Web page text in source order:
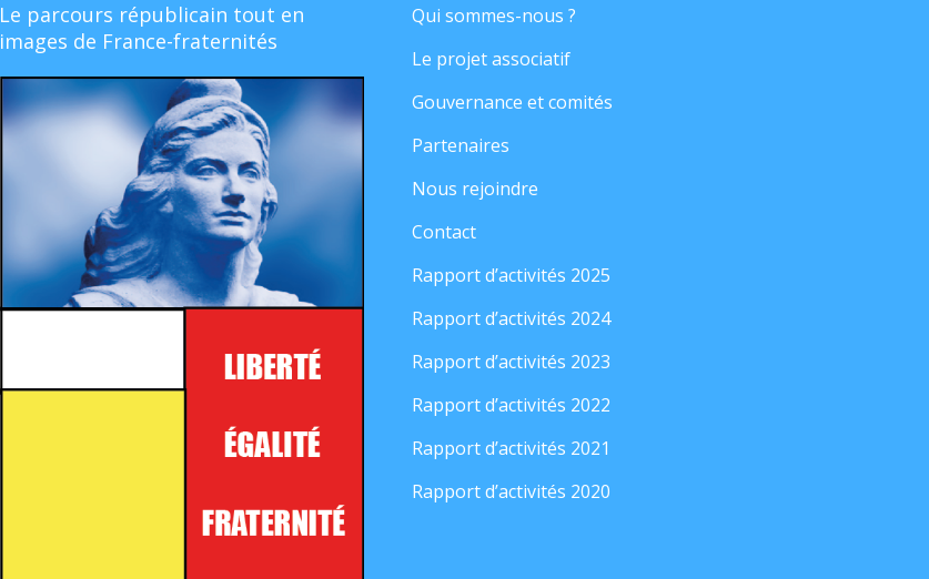
Le parcours républicain tout en
images de France-fraternités
Qui sommes-nous ?
Le projet associatif
Gouvernance et comités
Partenaires
Nous rejoindre
Contact
Rapport d’activités 2025
Rapport d’activités 2024
Rapport d’activités 2023
Rapport d’activités 2022
Rapport d’activités 2021
Rapport d’activités 2020